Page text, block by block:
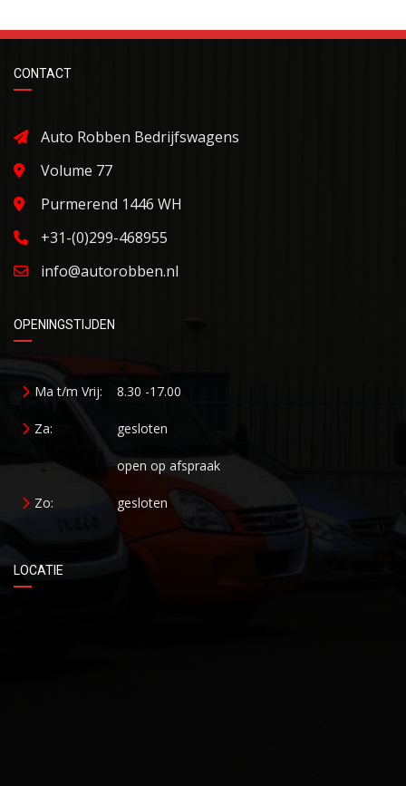
CONTACT
Auto Robben Bedrijfswagens
Volume 77
Purmerend 1446 WH
+31-(0)299-468955
info@autorobben.nl
OPENINGSTIJDEN
Ma t/m Vrij: 8.30 -17.00
Za: gesloten
open op afspraak
Zo: gesloten
LOCATIE